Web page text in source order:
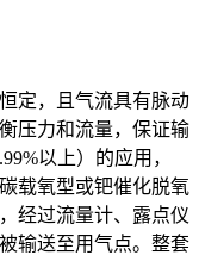
定，且气流具有脉动
压力和流量，保证输
以上）的应用，
载氧型或钯催化脱氧
经过流量计、露点仪
输送至用气点。整套